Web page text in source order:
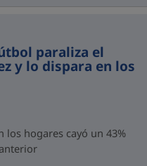
paraliza el
y lo dispara en los
hogares cayó un 43%